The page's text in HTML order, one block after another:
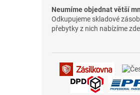
Neumíme objednat větší
Odkupujeme skladové
přebytky z nich nabízíme